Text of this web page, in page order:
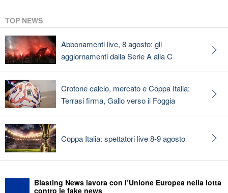
TOP NEWS
Abbonamenti live, 8 agosto: gli
aggiornamenti dalla Serie A alla C
Crotone calcio, mercato e Coppa Italia:
Terrasi firma, Gallo verso il Foggia
Coppa Italia: spettatori live 8-9 agosto
Blasting News lavora con l’Unione Europea nella lotta
contro le fake news